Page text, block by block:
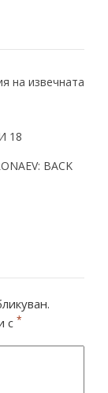
на извечната
18
BACK
с *